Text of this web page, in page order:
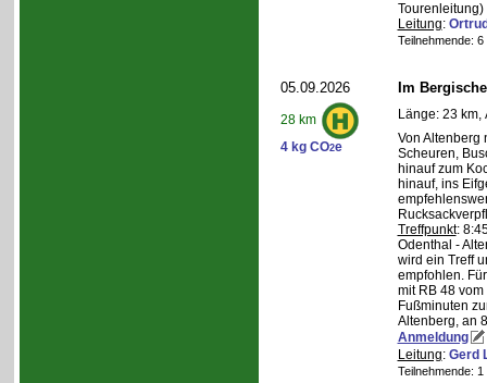
Tourenleitung)
Leitung:
Teilnehmende:
05.09.2026
28 km
4 kg CO2e
Im
Länge: 23 km,
Von Altenberg
Scheuren,
hinauf zum
hinauf, ins
Treffpunkt:
Odenthal -
wird ein Treff
empfohlen.
mit RB 48
Fußminuten
Altenberg, an
Anmeldung
Leitung: Gerd
Teilnehmende: